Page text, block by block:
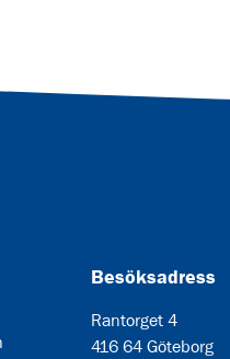
Besöksadress
Rantorget 4
416 64 Göteborg